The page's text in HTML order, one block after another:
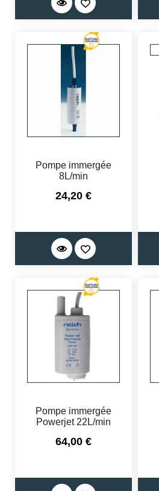
Pompe immergée
8L/min
Prix
24,20 €
Pompe immergée
Powerjet 22L/min
Prix
64,00 €